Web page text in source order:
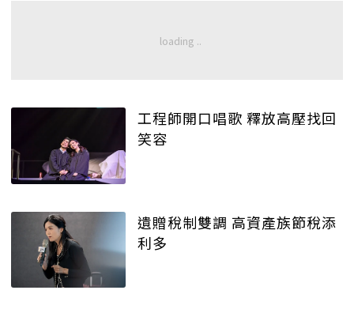
工程師開口唱歌 釋放高壓找回
笑容
遺贈稅制雙調 高資產族節稅添
利多